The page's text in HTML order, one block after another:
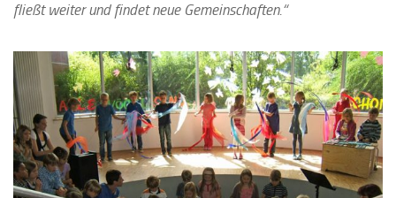
fließt weiter und findet neue Gemeinschaften.“